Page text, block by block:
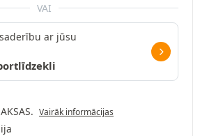
VAI
ar jūsu
Vairāk informācijas